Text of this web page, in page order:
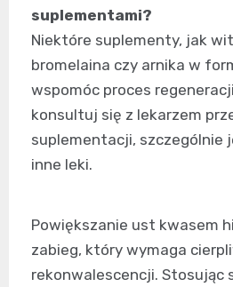
suplementami?
Niektóre suplementy, jak
bromelaina czy arnika w
wspomóc proces
konsultuj się z lekarzem
suplementacji, szczególnie
inne leki.
Powiększanie ust kwasem
zabieg, który wymaga
rekonwalescencji. Stosując